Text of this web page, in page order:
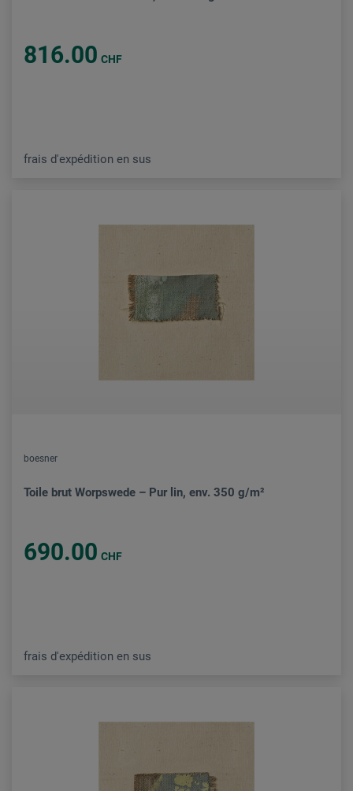
816.00 CHF
frais d'expédition en sus
boesner
Toile brut Worpswede – Pur lin, env. 350 g/m²
690.00 CHF
frais d'expédition en sus